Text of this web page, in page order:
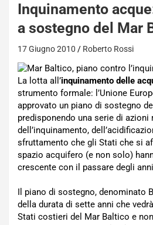
Inquinamento
a sostegno del Mar
17 Giugno 2010 Roberto Rossi
La lotta all’inquinamento delle
strumento formale: l’Unione
approvato un piano di sostegno del
predisponendo una serie di
dell’inquinamento,
sfruttamento che gli Stati che si
spazio acquifero (e non solo)
crescente con il passare degli
Il piano di sostegno, denominato
della durata di sette anni che
Stati costieri del Mar Baltico e